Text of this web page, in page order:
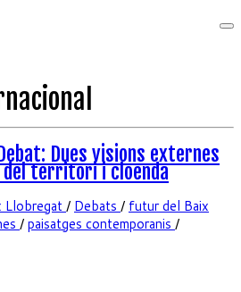
Dues visions externes
del territori i cloenda
Llobregat/ Debats / futur del Baix
/paisatges contemporanis /